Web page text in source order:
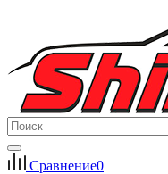
Сравнение0